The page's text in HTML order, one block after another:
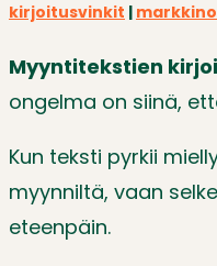
kirjoitusvinkit |
Myyntitekstien
ongelma on siinä,
Kun teksti pyrkii
myynniltä, vaan
eteenpäin.